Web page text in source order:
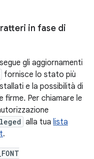
in fase di
gli aggiornamenti
fornisce lo stato più
e la possibilità di
firme. Per chiamare le
alla tua lista
.